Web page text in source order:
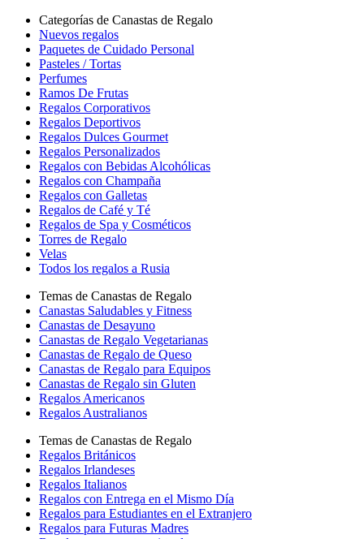
Categorías de Canastas de Regalo
Nuevos regalos
Paquetes de Cuidado Personal
Pasteles / Tortas
Perfumes
Ramos De Frutas
Regalos Corporativos
Regalos Deportivos
Regalos Dulces Gourmet
Regalos Personalizados
Regalos con Bebidas Alcohólicas
Regalos con Champaña
Regalos con Galletas
Regalos de Café y Té
Regalos de Spa y Cosméticos
Torres de Regalo
Velas
Todos los regalos a Rusia
Temas de Canastas de Regalo
Canastas Saludables y Fitness
Canastas de Desayuno
Canastas de Regalo Vegetarianas
Canastas de Regalo de Queso
Canastas de Regalo para Equipos
Canastas de Regalo sin Gluten
Regalos Americanos
Regalos Australianos
Temas de Canastas de Regalo
Regalos Británicos
Regalos Irlandeses
Regalos Italianos
Regalos con Entrega en el Mismo Día
Regalos para Estudiantes en el Extranjero
Regalos para Futuras Madres